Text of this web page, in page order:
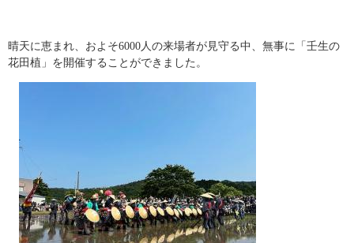
晴天に恵まれ、およそ6000人の来場者が見守る中、無事に「壬生の
花田植」を開催することができました。